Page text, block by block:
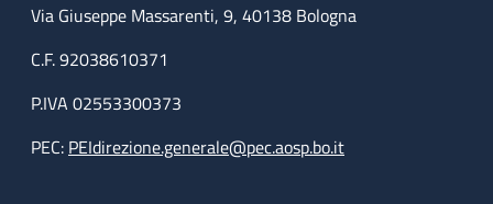
Via Giuseppe Massarenti, 9, 40138 Bologna
C.F. 92038610371
P.IVA 02553300373
PEC: PEIdirezione.generale@pec.aosp.bo.it